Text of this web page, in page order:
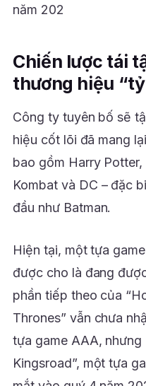
năm 202
Chiến lược tái
thương hiệu
Công ty tuyên bố sẽ
hiệu cốt lõi đã mang
bao gồm Harry
Kombat và DC – đặc
đầu như Batman.
Hiện tại, một tựa
được cho là đang
phần tiếp theo của
Thrones” vẫn chưa
tựa game AAA, nhưng
Kingsroad”, một tựa